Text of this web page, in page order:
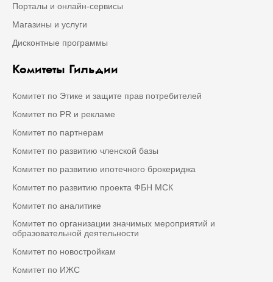
Порталы и онлайн-сервисы
Магазины и услуги
Дисконтные программы
Комитеты Гильдии
Комитет по Этике и защите прав потребителей
Комитет по PR и рекламе
Комитет по партнерам
Комитет по развитию членской базы
Комитет по развитию ипотечного брокериджа
Комитет по развитию проекта ФБН МСК
Комитет по аналитике
Комитет по организации значимых мероприятий и
образовательной деятельности
Комитет по новостройкам
Комитет по ИЖС